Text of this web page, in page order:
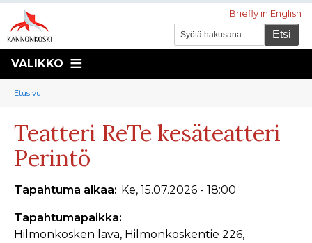
Briefly in English
VALIKKO
Murupolku
You
here:
Etusivu
Teatteri ReTe kesäteatteri
Perintö
Tapahtuma alkaa Ke, 15.07.2026 - 18:00
Tapahtumapaikka
Hilmonkosken lava, Hilmonkoskentie 226,